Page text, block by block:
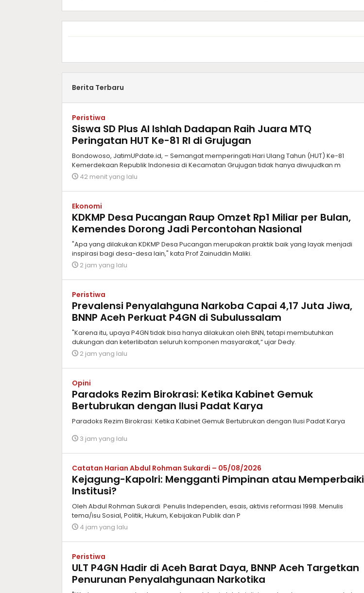
Berita Terbaru
Peristiwa
Siswa SD Plus Al Ishlah Dadapan Raih Juara MTQ
Peringatan HUT Ke-81 RI di Grujugan
Bondowoso, JatimUPdate.id, – Semangat memperingati Hari Ulang Tahun (HUT) Ke-81
Kemerdekaan Republik Indonesia di Kecamatan Grujugan tidak hanya diwujudkan m
42 menit yang lalu
Ekonomi
KDKMP Desa Pucangan Raup Omzet Rp1 Miliar per Bulan,
Kemendes Dorong Jadi Percontohan Nasional
"Apa yang dilakukan KDKMP Desa Pucangan merupakan praktik baik yang layak menjadi
inspirasi bagi desa-desa lain," kata Prof Zainuddin Maliki.
2 jam yang lalu
Peristiwa
Prevalensi Penyalahguna Narkoba Capai 4,17 Juta Jiwa,
BNNP Aceh Perkuat P4GN di Subulussalam
"Karena itu, upaya P4GN tidak bisa hanya dilakukan oleh BNN, tetapi membutuhkan
dukungan dan keterlibatan seluruh komponen masyarakat,” ujar Dedy.
2 jam yang lalu
Opini
Paradoks Rezim Birokrasi: Ketika Kabinet Gemuk
Bertubrukan dengan Ilusi Padat Karya
Paradoks Rezim Birokrasi: Ketika Kabinet Gemuk Bertubrukan dengan Ilusi Padat Karya
3 jam yang lalu
Catatan Harian Abdul Rohman Sukardi – 05/08/2026
Kejagung-Kapolri: Mengganti Pimpinan atau Memperbaiki
Institusi?
Oleh Abdul Rohman Sukardi Penulis Independen, esais, aktivis reformasi 1998. Menulis
tema/isu Sosial, Politik, Hukum, Kebijakan Publik dan P
4 jam yang lalu
Peristiwa
ULT P4GN Hadir di Aceh Barat Daya, BNNP Aceh Targetkan
Penurunan Penyalahgunaan Narkotika